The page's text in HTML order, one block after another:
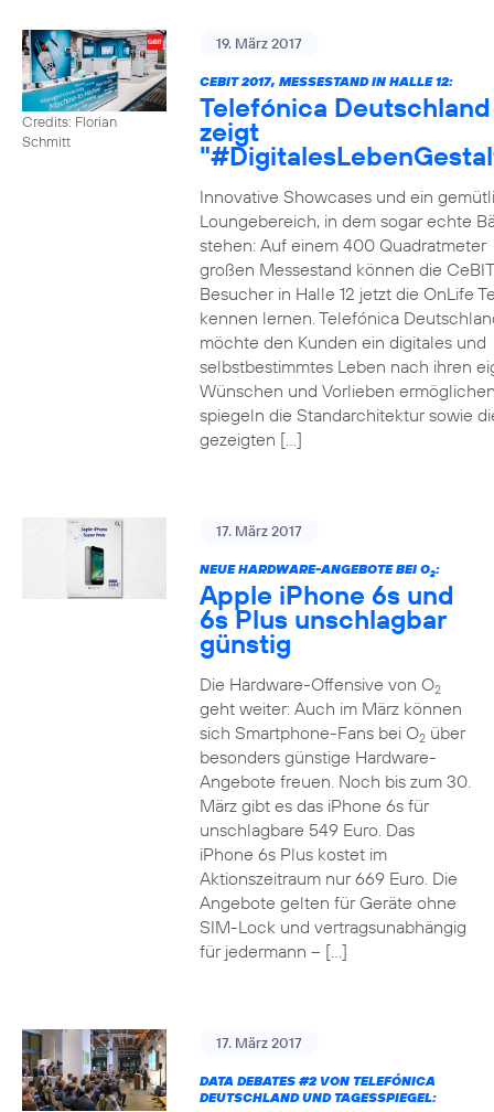
Credits: Florian
Schmitt
19. März 2017
CEBIT 2017, MESSESTAND IN HALLE 12:
Telefónica Deutschland
zeigt
Innovative Showcases und ein
Loungebereich, in dem sogar echte
stehen: Auf einem 400 Quadratmeter
großen Messestand können die CeBIT
Besucher in Halle 12 jetzt die OnLife
kennen lernen. Telefónica
möchte den Kunden ein digitales und
selbstbestimmtes Leben nach ihren
Wünschen und Vorlieben
spiegeln die Standarchitektur sowie
gezeigten […]
17. März 2017
NEUE HARDWARE-ANGEBOTE BEI O2:
Apple iPhone 6s und
6s Plus unschlagbar
günstig
Die Hardware-Offensive von O2
geht weiter: Auch im März können
sich Smartphone-Fans bei O2über
besonders günstige Hardware-
Angebote freuen. Noch bis zum 30.
März gibt es das iPhone 6s für
unschlagbare 549 Euro. Das
iPhone 6s Plus kostet im
Aktionszeitraum nur 669 Euro. Die
Angebote gelten für Geräte ohne
SIM-Lock und vertragsunabhängig
für jedermann – […]
17. März 2017
DATA DEBATES #2VON TELEFÓNICA
DEUTSCHLAND UND TAGESSPIEGEL: